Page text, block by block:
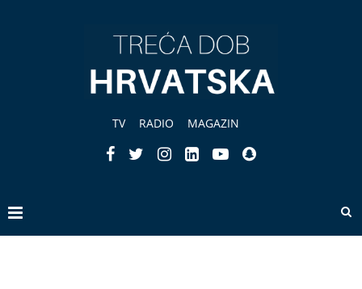
TV RADIO MAGAZIN